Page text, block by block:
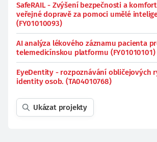
SafeRAIL - Zvýšení bezpečnosti a
veřejné dopravě za pomoci umělé
(FY01010093)
AI analýza lékového záznamu pacienta
telemedicínskou platformu (FY01010101)
EyeDentity - rozpoznávání obličejových
identity osob. (TA04010768)
Ukázat projekty